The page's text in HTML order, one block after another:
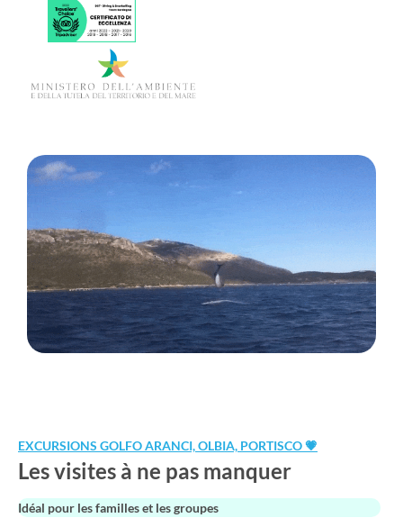
EXCURSIONS GOLFO ARANCI, OLBIA, PORTISCO 💗
Les visites à ne pas manquer
Idéal pour les familles et les groupes